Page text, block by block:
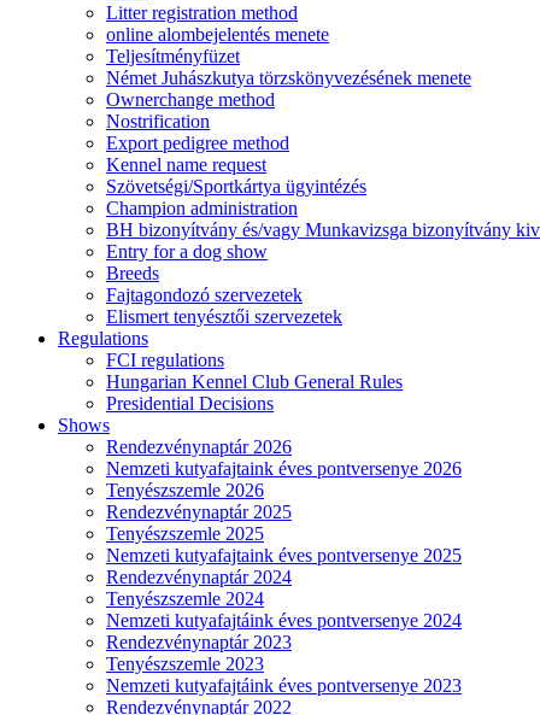
Litter registration method
online alombejelentés menete
Teljesítményfüzet
Német Juhászkutya törzskönyvezésének menete
Ownerchange method
Nostrification
Export pedigree method
Kennel name request
Szövetségi/Sportkártya ügyintézés
Champion administration
BH bizonyítvány és/vagy Munkavizsga bizonyítvány
Entry for a dog show
Breeds
Fajtagondozó szervezetek
Elismert tenyésztői szervezetek
Regulations
FCI regulations
Hungarian Kennel Club General Rules
Presidential Decisions
Shows
Rendezvénynaptár 2026
Nemzeti kutyafajtaink éves pontversenye 2026
Tenyészszemle 2026
Rendezvénynaptár 2025
Tenyészszemle 2025
Nemzeti kutyafajtaink éves pontversenye 2025
Rendezvénynaptár 2024
Tenyészszemle 2024
Nemzeti kutyafajtáink éves pontversenye 2024
Rendezvénynaptár 2023
Tenyészszemle 2023
Nemzeti kutyafajtáink éves pontversenye 2023
Rendezvénynaptár 2022